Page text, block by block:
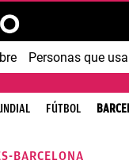
Personas que
FÚTBOL
BARCELONA